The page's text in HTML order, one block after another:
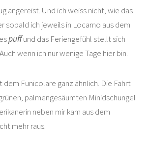
angereist. Und ich weiss nicht, wie das
sobald ich jeweils in Locarno aus dem
puffund das Feriengefühl stellt sich
wenn ich nur wenige Tage hier bin.
dem Funicolare ganz ähnlich. Die Fahrt
palmengesäumten Minidschungel
neben mir kam aus dem
mehr raus.